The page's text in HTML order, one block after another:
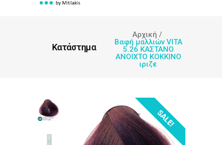
Κατάστημα
Αρχική /
Βαφή μαλλιών VITA
5.26 ΚΑΣΤΑΝΟ
ΑΝΟΙΧΤΟ ΚΟΚΚΙΝΟ
ιριζε
SALE!